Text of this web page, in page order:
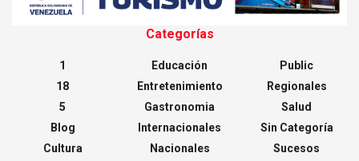
Categorías
1
18
5
Blog
Cultura
Educación
Entretenimiento
Gastronomia
Internacionales
Nacionales
Public
Regionales
Salud
Sin Categoría
Sucesos